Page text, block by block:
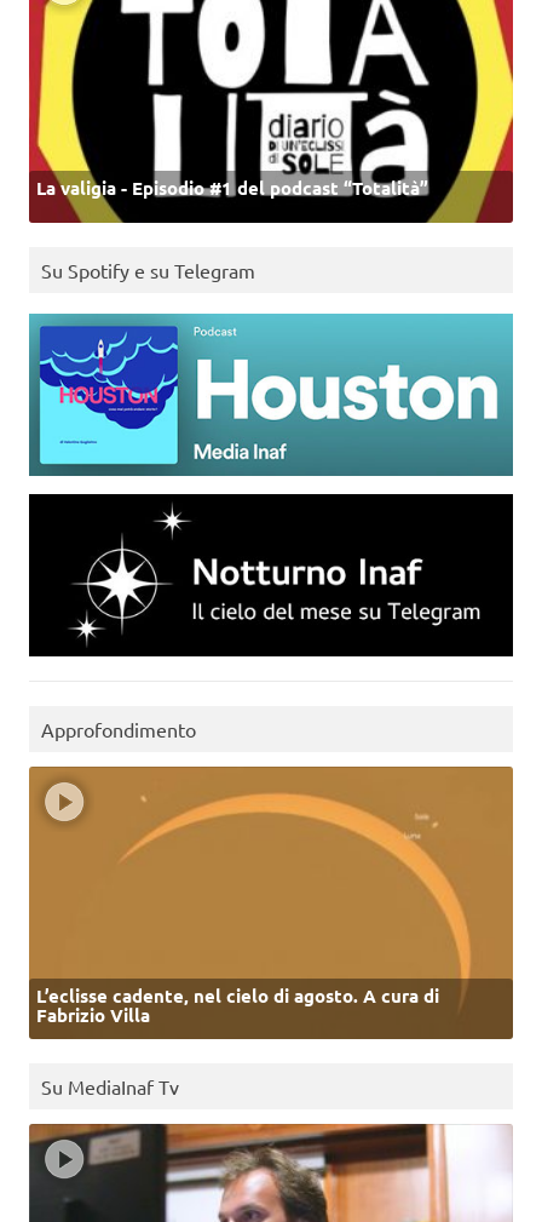
La valigia - Episodio #1 del podcast “Totalità”
Su Spotify e su Telegram
Approfondimento
L’eclisse cadente, nel cielo di agosto. A cura di
Fabrizio Villa
Su MediaInaf Tv